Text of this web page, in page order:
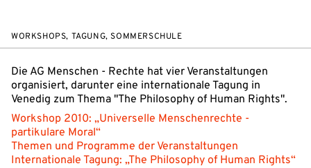
WORKSHOPS, TAGUNG, SOMMERSCHULE
Die AG Menschen - Rechte hat vier Veranstaltungen
organisiert, darunter eine internationale Tagung in
Venedig zum Thema "The Philosophy of Human Rights".
Workshop 2010: „Universelle Menschenrechte -
partikulare Moral“
Themen und Programme der Veranstaltungen
Internationale Tagung: „The Philosophy of Human Rights“